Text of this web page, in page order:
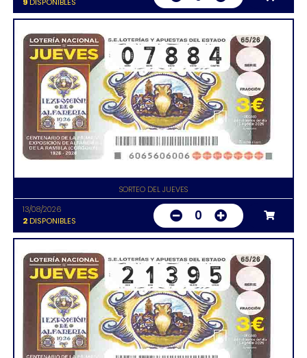
SORTEO DEL JUEVES
13/08/2026
2DISPONIBLES 0